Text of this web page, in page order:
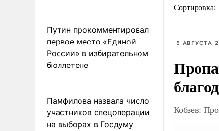
Путин прокомментировал
первое место «Единой
России» в избирательном
бюллетене
Памфилова назвала число
участников спецоперации
на выборах в Госдуму
Сортировка:
5 АВГУСТА
Кобзев: